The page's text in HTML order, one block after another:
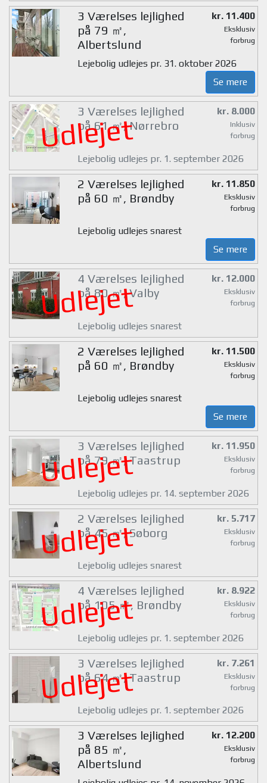
3 Værelses lejlighed
på 79 ㎡,
Albertslund
kr. 11.400
Eksklusiv
forbrug
Lejebolig udlejes pr. 31. oktober 2026
Se mere
Udlejet
3 Værelses lejlighed
på 61 ㎡, Nørrebro
kr. 8.000
Inklusiv
forbrug
Lejebolig udlejes pr. 1. september 2026
2 Værelses lejlighed
på 60 ㎡, Brøndby
kr. 11.850
Eksklusiv
forbrug
Lejebolig udlejes snarest
Se mere
Udlejet
4 Værelses lejlighed
på 80 ㎡, Valby
kr. 12.000
Eksklusiv
forbrug
Lejebolig udlejes snarest
2 Værelses lejlighed
på 60 ㎡, Brøndby
kr. 11.500
Eksklusiv
forbrug
Lejebolig udlejes snarest
Se mere
Udlejet
3 Værelses lejlighed
på 79 ㎡, Taastrup
kr. 11.950
Eksklusiv
forbrug
Lejebolig udlejes pr. 14. september 2026
Udlejet
2 Værelses lejlighed
på 45 ㎡, Søborg
kr. 5.717
Eksklusiv
forbrug
Lejebolig udlejes snarest
Udlejet
4 Værelses lejlighed
på 105 ㎡, Brøndby
kr. 8.922
Eksklusiv
forbrug
Lejebolig udlejes pr. 1. september 2026
Udlejet
3 Værelses lejlighed
på 64 ㎡, Taastrup
kr. 7.261
Eksklusiv
forbrug
Lejebolig udlejes pr. 1. september 2026
3 Værelses lejlighed
på 85 ㎡,
Albertslund
kr. 12.200
Eksklusiv
forbrug